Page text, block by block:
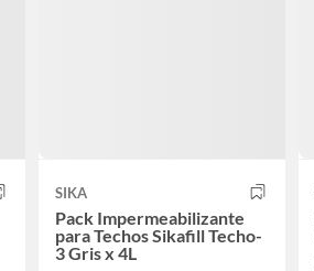
SIKA
Pack Impermeabilizante
para Techos Sikafill Techo-
3 Gris x 4L